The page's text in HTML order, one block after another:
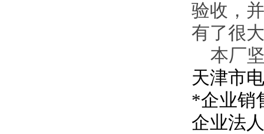
验收，
有了很
本厂坚
天津市
*企业销
企业法